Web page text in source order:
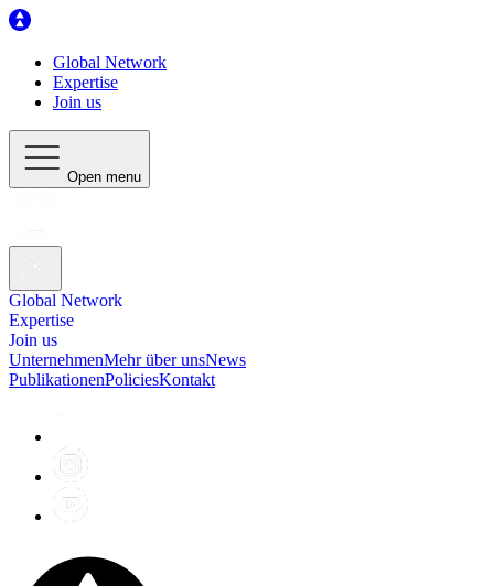
Global Network
Expertise
Join us
Open menu
Global Network
Expertise
Join us
UnternehmenMehr über unsNews
PublikationenPoliciesKontakt